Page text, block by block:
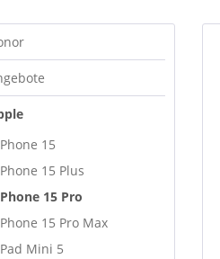
15
15 Plus
15 Pro
15 Pro Max
Mini 5